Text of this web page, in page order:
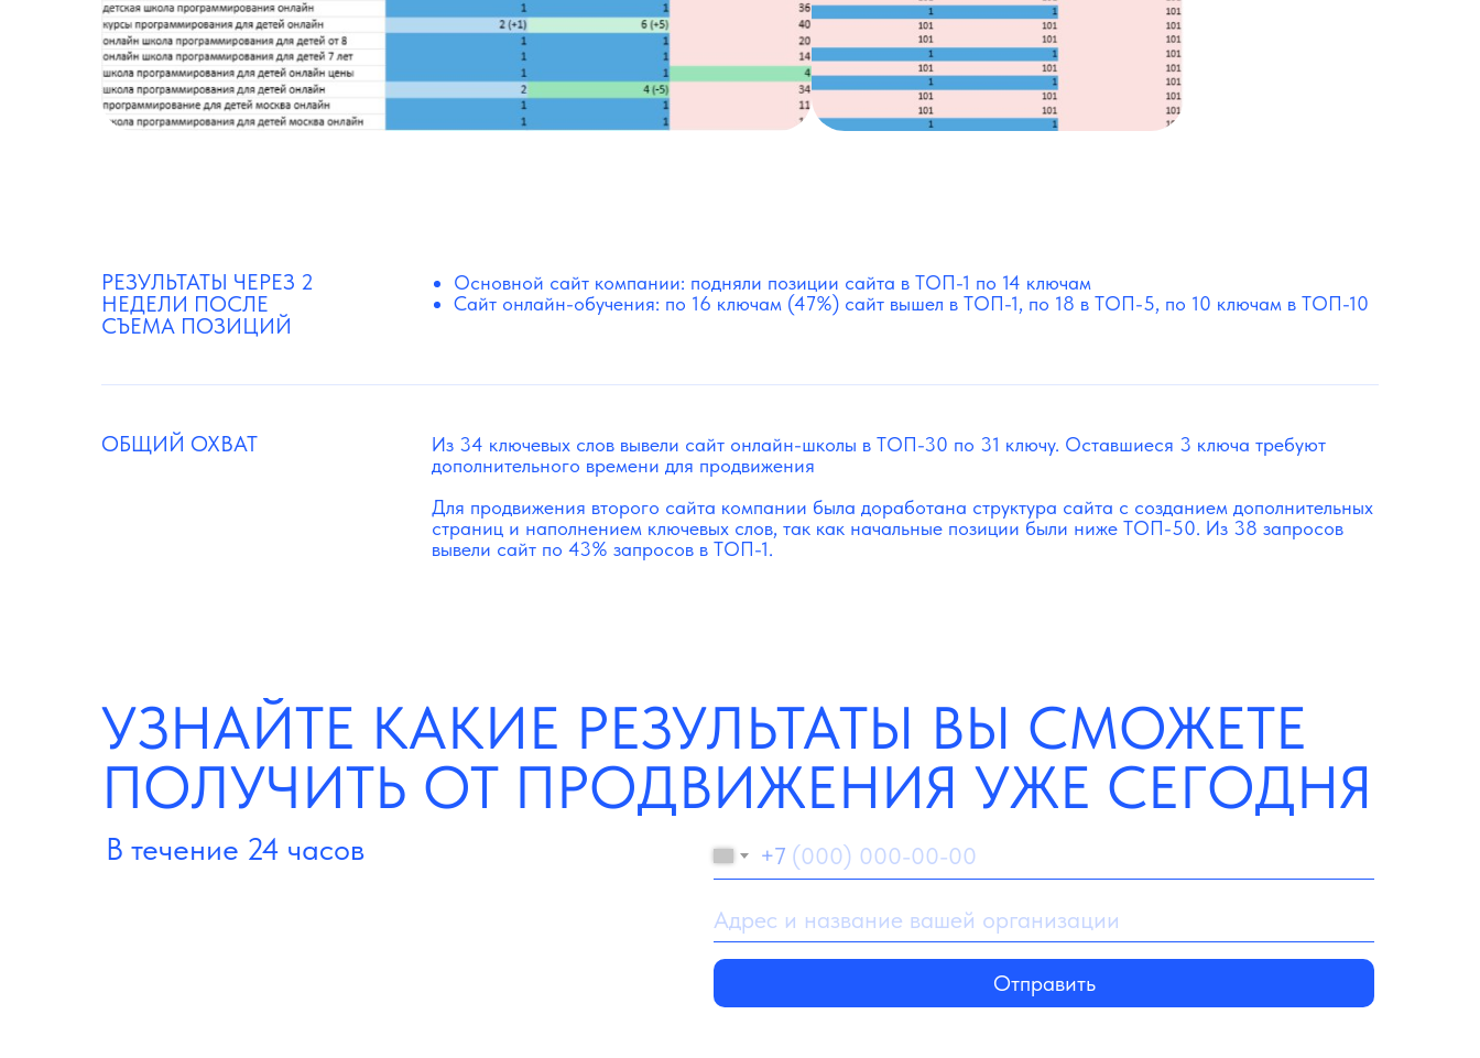
РЕЗУЛЬТАТЫ ЧЕРЕЗ 2
НЕДЕЛИ ПОСЛЕ
СЪЕМА ПОЗИЦИЙ
Основной сайт компании: подняли позиции сайта в ТОП-1 по 14 ключам
Сайт онлайн-обучения: по 16 ключам (47%) сайт вышел в ТОП-1, по 18 в ТОП-5, по 10 ключам в ТОП-10
ОБЩИЙ ОХВАТ
Из 34 ключевых слов вывели сайт онлайн-школы в ТОП-30 по 31 ключу. Оставшиеся 3 ключа требуют
дополнительного времени для продвижения
Для продвижения второго сайта компании была доработана структура сайта с созданием дополнительных
страниц и наполнением ключевых слов, так как начальные позиции были ниже ТОП-50. Из 38 запросов
вывели сайт по 43% запросов в ТОП-1.
УЗНАЙТЕ КАКИЕ РЕЗУЛЬТАТЫ ВЫ СМОЖЕТЕ
ПОЛУЧИТЬ ОТ ПРОДВИЖЕНИЯ УЖЕ СЕГОДНЯ
В течение 24 часов +7
Отправить